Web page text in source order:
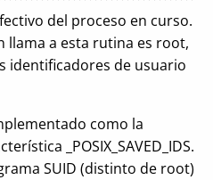
del proceso en curso.
llama a esta rutina es root,
identificadores de usuario
como la
_POSIX_SAVED_IDS.
SUID (distinto de root)